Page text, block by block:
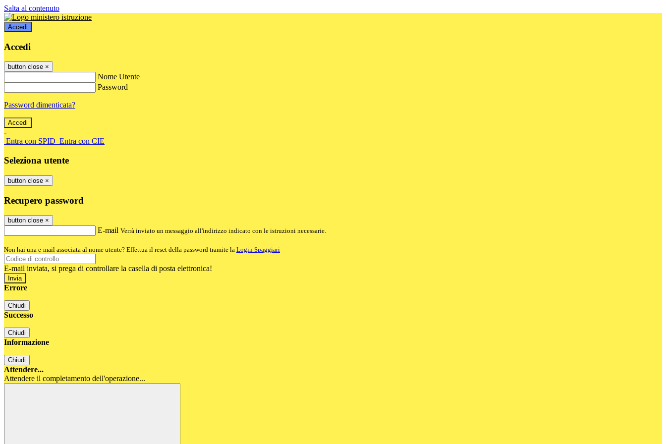
Salta al contenuto
Accedi
Accedi
button close ×
Nome Utente
Password
Password dimenticata?
-
Entra con SPID Entra con CIE
Seleziona utente
button close ×
Recupero password
button close ×
E-mail Verrà inviato un messaggio all'indirizzo indicato con le istruzioni necessarie.
Non hai una e-mail associata al nome utente? Effettua il reset della password tramite la Login Spaggiari
E-mail inviata, si prega di controllare la casella di posta elettronica!
Errore
Chiudi
Successo
Chiudi
Informazione
Chiudi
Attendere...
Attendere il completamento dell'operazione...